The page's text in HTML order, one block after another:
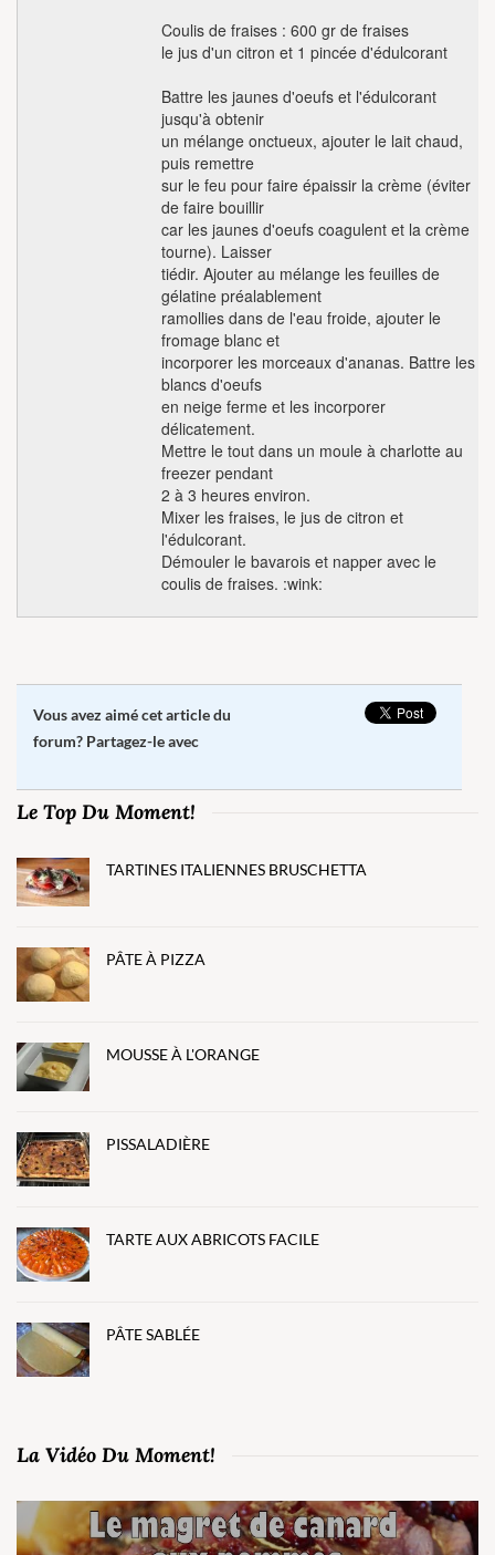
Coulis de fraises : 600 gr de fraises
le jus d'un citron et 1 pincée d'édulcorant
Battre les jaunes d'oeufs et l'édulcorant
jusqu'à obtenir
un mélange onctueux, ajouter le lait chaud,
puis remettre
sur le feu pour faire épaissir la crème (éviter
de faire bouillir
car les jaunes d'oeufs coagulent et la crème
tourne). Laisser
tiédir. Ajouter au mélange les feuilles de
gélatine préalablement
ramollies dans de l'eau froide, ajouter le
fromage blanc et
incorporer les morceaux d'ananas. Battre les
blancs d'oeufs
en neige ferme et les incorporer
délicatement.
Mettre le tout dans un moule à charlotte au
freezer pendant
2 à 3 heures environ.
Mixer les fraises, le jus de citron et
l'édulcorant.
Démouler le bavarois et napper avec le
coulis de fraises. :wink:
Vous avez aimé cet article du
forum? Partagez-le avec
Le Top Du Moment!
TARTINES ITALIENNES BRUSCHETTA
PÂTE À PIZZA
MOUSSE À L'ORANGE
PISSALADIÈRE
TARTE AUX ABRICOTS FACILE
PÂTE SABLÉE
La Vidéo Du Moment!